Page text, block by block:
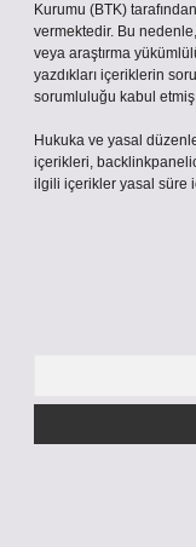
Kurumu (BTK)
vermektedir. Bu
veya araştırma
yazdıkları içeriklerin
sorumluluğu kabul etmiş
Hukuka ve yasal
içerikleri,
ilgili içerikler yasal süre